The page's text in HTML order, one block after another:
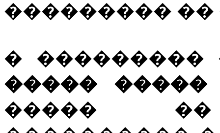
��������� ��
�
����� �����
����� ��